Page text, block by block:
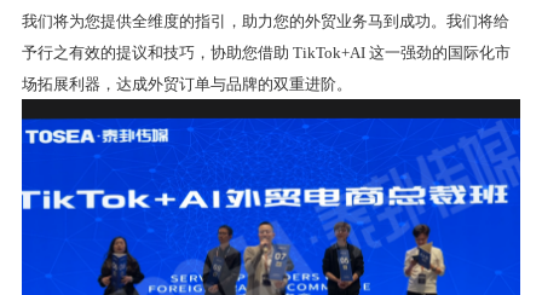
我们将为您提供全维度的指引，助力您的外贸业务马到成功。我们将给
予行之有效的提议和技巧，协助您借助 TikTok+AI 这一强劲的国际化市
场拓展利器，达成外贸订单与品牌的双重进阶。